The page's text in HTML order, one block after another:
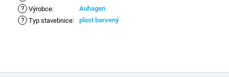
? Výrobce: Auhagen
? Typ stavebnice: plast barvený